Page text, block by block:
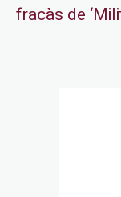
fracàs de